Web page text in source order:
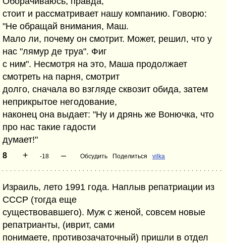
стоит и рассматривает нашу компанию. Говорю:
"Не обращай внимания, Маш.
Мало ли, почему он смотрит. Может, решил, что у
нас "лямур де труа". Фиг
с ним". Несмотря на это, Маша продолжает
смотреть на парня, смотрит
долго, сначала во взгляде сквозит обида, затем
неприкрытое негодование,
наконец она выдает: "Ну и дрянь же Вонючка, что
про нас такие гадости
думает!"
8 + -18 – Обсудить Поделиться vilka
Израиль, лето 1991 года. Наплыв репатриации из
СССР (тогда еще
существовавшего). Муж с женой, совсем новые
репатрианты, (иврит, сами
понимаете, противозачаточный) пришли в отдел